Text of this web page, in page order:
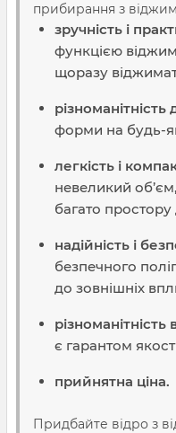
прибирання з
зручність і
функцією
щоразу
форми на будь-
легкість і
невеликий
багато простору
надійність і
безпечного
до зовнішніх
є гарантом
прийнятна ціна.
Придбайте відро з